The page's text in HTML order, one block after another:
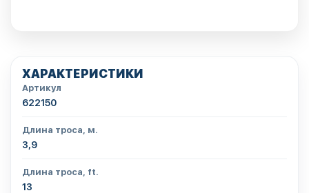
ХАРАКТЕРИСТИКИ
Артикул
622150
Длина троса, м.
3,9
Длина троса, ft.
13